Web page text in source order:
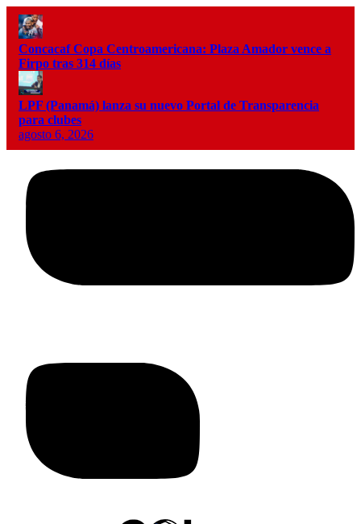
Concacaf Copa Centroamericana: Plaza Amador vence a
Firpo tras 314 días
LPF (Panamá) lanza su nuevo Portal de Transparencia
para clubes
agosto 6, 2026